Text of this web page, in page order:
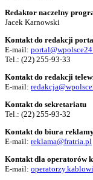
Redaktor naczelny
Jacek Karnowski
Kontakt do redakcji
E-mail:
Tel.: (22) 255-93-33
Kontakt do redakcji
E-mail:
Kontakt do sekretariatu
Tel.: (22) 255-93-32
Kontakt do biura
E-mail: reklama@fratria.pl
Kontakt dla operatorów
E-mail: